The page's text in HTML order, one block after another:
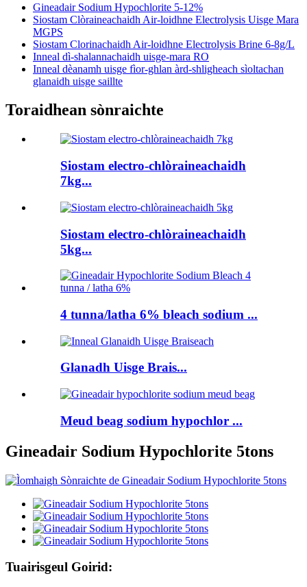
Gineadair Sodium Hypochlorite 5-12%
Siostam Clòraineachaidh Air-loidhne Electrolysis Uisge Mara
MGPS
Siostam Clorinachaidh Air-loidhne Electrolysis Brine 6-8g/L
Inneal dì-shalannachaidh uisge-mara RO
Inneal dèanamh uisge fìor-ghlan àrd-shligheach sìoltachan
glanaidh uisge saillte
Toraidhean sònraichte
Siostam electro-chlòraineachaidh
7kg...
Siostam electro-chlòraineachaidh
5kg...
4 tunna/latha 6% bleach sodium ...
Glanadh Uisge Brais...
Meud beag sodium hypochlor ...
Gineadair Sodium Hypochlorite 5tons
Tuairisgeul Goirid: